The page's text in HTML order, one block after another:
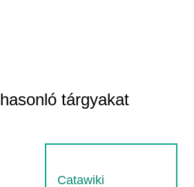
tárgyakat
Catawiki